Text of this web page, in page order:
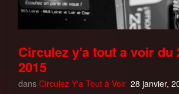
Circulez y'a tout a voir du
2015
dans Circulez Y'a Tout à Voir 28 janvier,